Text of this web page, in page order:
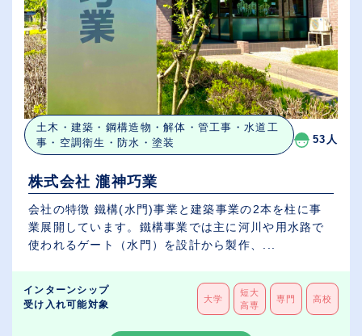
土木・建築・鋼構造物・解体・管工事・水道工
事・空調衛生・防水・塗装
53人
株式会社 瀧神巧業
会社の特徴 鐵構(水門)事業と建築事業の2本を柱に事
業展開しています。鐵構事業では主に河川や用水路で
使われるゲート（水門）を設計から製作、...
インターンシップ
受け入れ可能対象
大学
短大
高専
専門 高校